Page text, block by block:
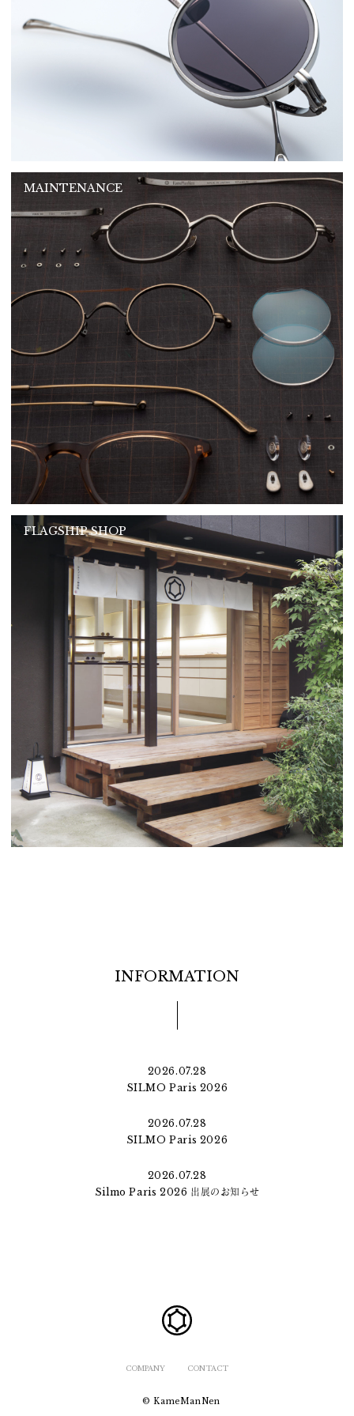
MAINTENANCE
FLAGSHIP SHOP
INFORMATION
2026.07.28
SILMO Paris 2026
2026.07.28
SILMO Paris 2026
2026.07.28
Silmo Paris 2026 出展のお知らせ
COMPANY CONTACT
© KameManNen